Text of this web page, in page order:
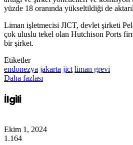
yüzde 18 oranında yükseltildiği de
Liman işletmecisi JICT, devlet şirketi
çok uluslu tekel olan Hutchison Ports
bir şirket.
Etiketler
endonezya jakarta jict liman grevi
Daha fazlası
İlgili
Ekim 1, 2024
1.164